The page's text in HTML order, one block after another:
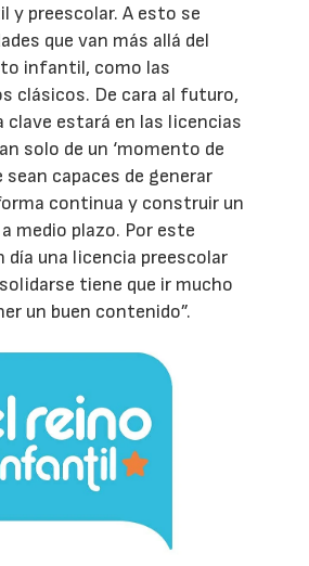
y preescolar. A esto se
que van más allá del
infantil, como las
clásicos. De cara al futuro,
clave estará en las licencias
solo de un ‘momento de
sean capaces de generar
continua y construir un
medio plazo. Por este
día una licencia preescolar
tiene que ir mucho
un buen contenido”.